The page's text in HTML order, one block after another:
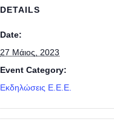
DETAILS
Date:
27 Μάιος, 2023
Event Category:
Εκδηλώσεις E.E.E.